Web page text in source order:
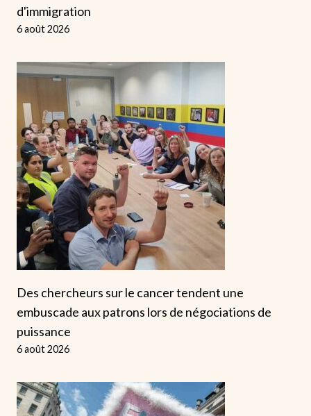
d'immigration
6 août 2026
Des chercheurs sur le cancer tendent une
embuscade aux patrons lors de négociations de
puissance
6 août 2026